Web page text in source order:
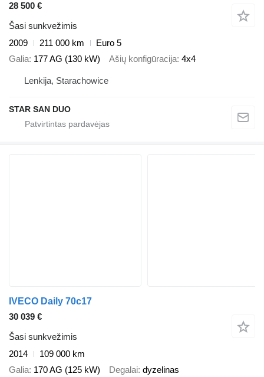
28 500 €
Šasi sunkvežimis
2009
211 000 km
Euro 5
Galia 177 AG (130 kW) Ašių konfigūracija 4x4
Lenkija, Starachowice
STAR SAN DUO
IVECO Daily 70c17
30 039 €
Šasi sunkvežimis
2014
109 000 km
Galia 170 AG (125 kW) Degalai dyzelinas